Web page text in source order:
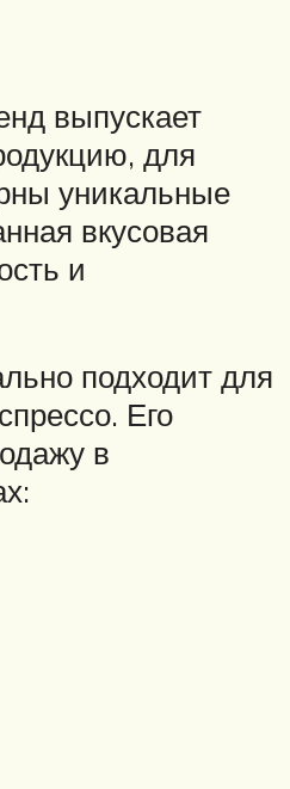
выпускает
для
уникальные
вкусовая
и
подходит для
Его
в